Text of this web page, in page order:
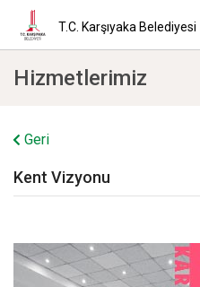
T.C. Karşıyaka Belediyesi
Hizmetlerimiz
Geri
Kent Vizyonu